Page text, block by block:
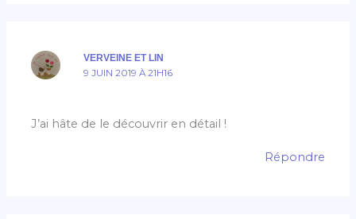
VERVEINE ET LIN
9 JUIN 2019 À 21H16
J’ai hâte de le découvrir en détail !
Répondre